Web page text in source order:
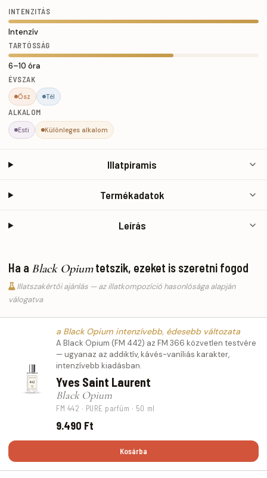
INTENZITÁS
Intenzív
TARTÓSSÁG
6–10 óra
ÉVSZAK
Ősz Tél
ALKALOM
Esti Különleges alkalom
Illatpiramis
Termékadatok
Leírás
Ha a Black Opiumtetszik, ezeket is szeretni fogod
Illatszakértői ajánlás — az illatkompozíció hasonlósága alapján
válogatva
a Black Opium intenzívebb, édesebb változata
A Black Opium (FM 442) az FM 366 közvetlen testvére
— ugyanaz az addiktív, kávés-vaníliás karakter,
intenzívebb kiadásban.
Yves Saint Laurent
Black Opium
FM 442 · PURE parfüm · 50 ml
9.490 Ft
Kosárba